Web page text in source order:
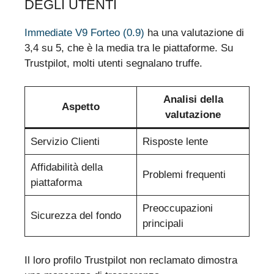
DEGLI UTENTI
Immediate V9 Forteo (0.9) ha una valutazione di
3,4 su 5, che è la media tra le piattaforme. Su
Trustpilot, molti utenti segnalano truffe.
Aspetto
Analisi della
valutazione
Servizio Clienti Risposte lente
Affidabilità della
piattaforma
Problemi frequenti
Sicurezza del fondo
Preoccupazioni
principali
Il loro profilo Trustpilot non reclamato dimostra